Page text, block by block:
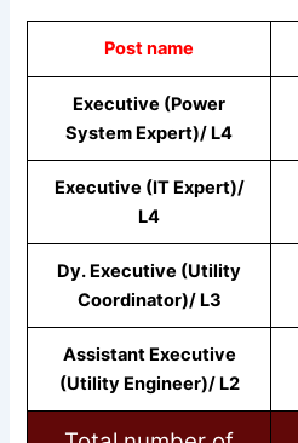
Post name
Executive (Power
System Expert)/ L4
Executive (IT Expert)/
L4
Dy. Executive (Utility
Coordinator)/ L3
Assistant Executive
(Utility Engineer)/ L2